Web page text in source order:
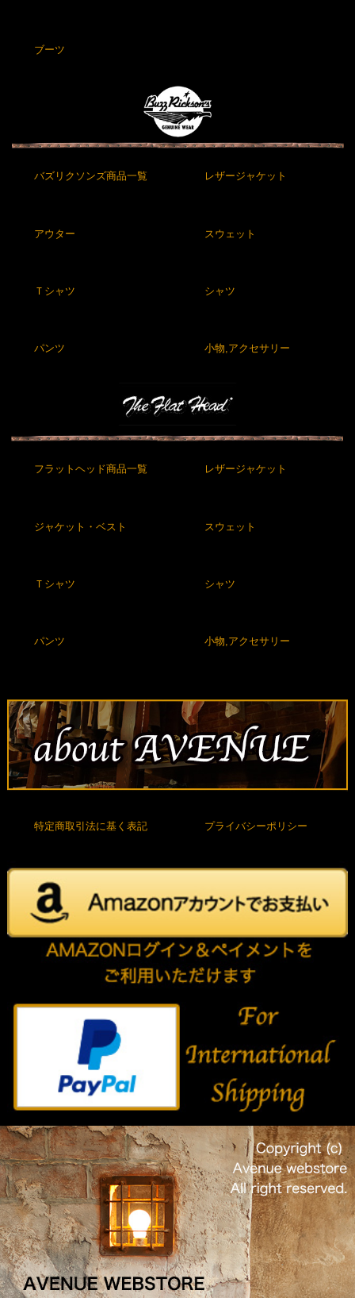
ブーツ
バズリクソンズ商品一覧 レザージャケット
アウター スウェット
Ｔシャツ シャツ
パンツ 小物,アクセサリー
フラットヘッド商品一覧 レザージャケット
ジャケット・ベスト スウェット
Ｔシャツ シャツ
パンツ 小物,アクセサリー
特定商取引法に基く表記 プライバシーポリシー